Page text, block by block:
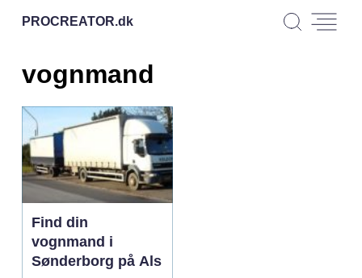
PROCREATOR.dk
vognmand
Find din
vognmand i
Sønderborg på Als